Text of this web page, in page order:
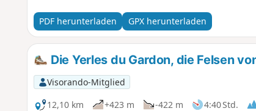
PDF herunterladen GPX herunterladen
Die Yerles du Gardon, die Felsen
Visorando-Mitglied
12,10 km
+423 m -422 m 4:40 Std.